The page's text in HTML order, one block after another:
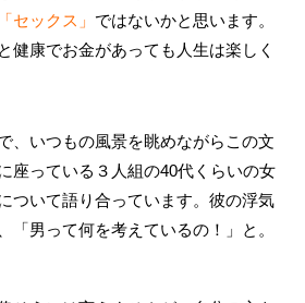
「セックス」 ではないか と思います。
健康でお金があっても人生は楽しく
、いつもの風景を眺めながらこの文
座っている３人組の40代くらいの女
ついて語り合っています。彼の浮気
「男って何を考えているの！」と。